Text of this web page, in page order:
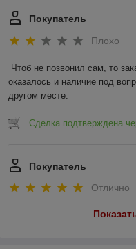
Покупатель
Плохо
Чтоб не позвонил сам, то
оказалось и наличие под
другом месте.
Сделка подтверждена
Покупатель
Отлично